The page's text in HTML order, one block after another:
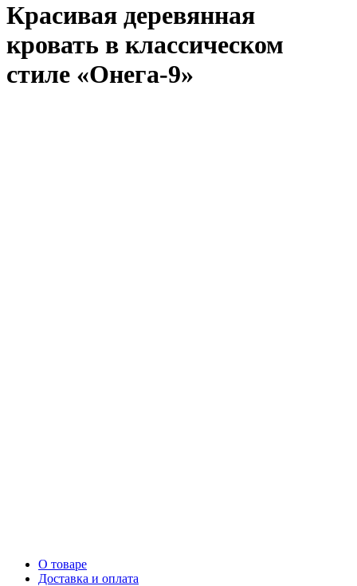
Красивая деревянная
кровать в классическом
стиле «Онега-9»
О товаре
Доставка и оплата